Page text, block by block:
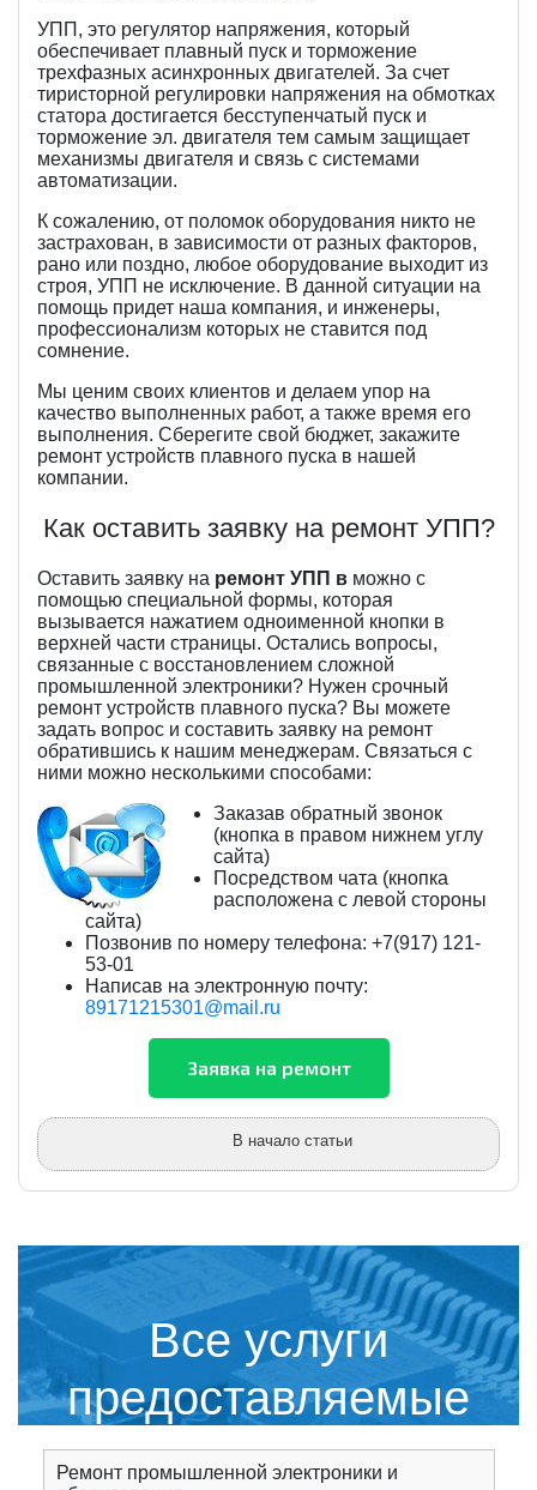
УПП, это регулятор напряжения, который
обеспечивает плавный пуск и торможение
трехфазных асинхронных двигателей. За счет
тиристорной регулировки напряжения на обмотках
статора достигается бесступенчатый пуск и
торможение эл. двигателя тем самым защищает
механизмы двигателя и связь с системами
автоматизации.
К сожалению, от поломок оборудования никто не
застрахован, в зависимости от разных факторов,
рано или поздно, любое оборудование выходит из
строя, УПП не исключение. В данной ситуации на
помощь придет наша компания, и инженеры,
профессионализм которых не ставится под
сомнение.
Мы ценим своих клиентов и делаем упор на
качество выполненных работ, а также время его
выполнения. Сберегите свой бюджет, закажите
ремонт устройств плавного пуска в нашей
компании.
Как оставить заявку на ремонт УПП?
Оставить заявку на ремонт УПП в можно с
помощью специальной формы, которая
вызывается нажатием одноименной кнопки в
верхней части страницы. Остались вопросы,
связанные с восстановлением сложной
промышленной электроники? Нужен срочный
ремонт устройств плавного пуска? Вы можете
задать вопрос и составить заявку на ремонт
обратившись к нашим менеджерам. Связаться с
ними можно несколькими способами:
Заказав обратный звонок
(кнопка в правом нижнем углу
сайта)
Посредством чата (кнопка
расположена с левой стороны
сайта)
Позвонив по номеру телефона: +7(917) 121-
53-01
Написав на электронную почту:
89171215301@mail.ru
В начало статьи
Все услуги
предоставляемые
сервисным центром
Ремонт промышленной электроники и